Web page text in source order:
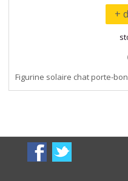
+
Figurine solaire chat porte-